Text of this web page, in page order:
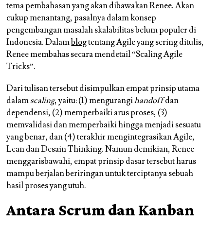
tema pembahasan yang akan dibawakan Renee. Akan
cukup menantang, pasalnya dalam konsep
pengembangan masalah skalabilitas belum populer di
Indonesia. Dalamblogtentang Agile yang sering ditulis,
Renee membahas secara mendetail “Scaling Agile
Tricks”.
Dari tulisan tersebut disimpulkan empat prinsip utama
dalamscaling, yaitu: (1) mengurangihandoffdan
dependensi, (2) memperbaiki arus proses, (3)
memvalidasi dan memperbaiki hingga menjadi sesuatu
yang benar, dan (4) terakhir mengintegrasikan Agile,
Lean dan Desain Thinking. Namun demikian, Renee
menggarisbawahi, empat prinsip dasar tersebut harus
mampu berjalan beriringan untuk terciptanya sebuah
hasil proses yang utuh.
Antara Scrum dan Kanban